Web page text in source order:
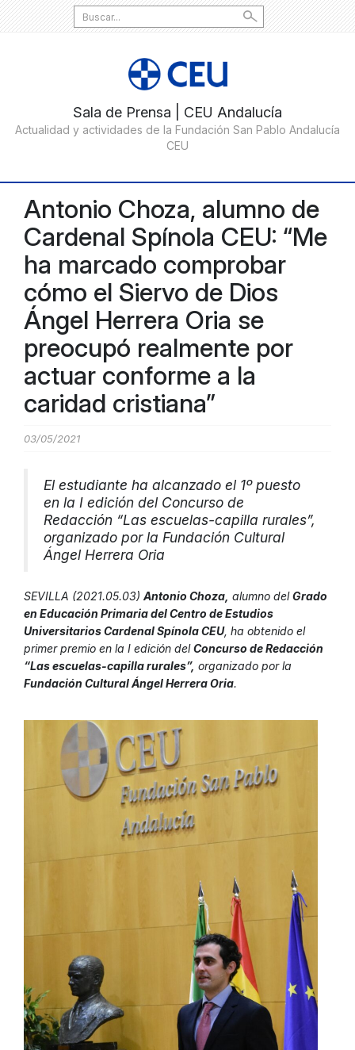
Search
for:
Antonio Choza, alumno de
Cardenal Spínola CEU: “Me
ha marcado comprobar
cómo el Siervo de Dios
Ángel Herrera Oria se
preocupó realmente por
actuar conforme a la
caridad cristiana”
03/05/2021
El estudiante ha alcanzado el 1º puesto
en la I edición del Concurso de
Redacción “Las escuelas-capilla rurales”,
organizado por la Fundación Cultural
Ángel Herrera Oria
SEVILLA (2021.05.03) Antonio Choza, alumno delGrado
en Educación Primaria del Centro de Estudios
Universitarios Cardenal Spínola CEU, ha obtenido el
primer premio en la I edición delConcurso de Redacción
“Las escuelas-capilla rurales”, organizado por la
Fundación Cultural Ángel Herrera Oria.